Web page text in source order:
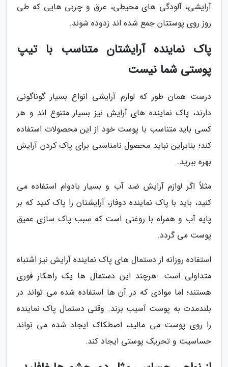
آرایشی، آلودگی های محیطی، عرق و چربی هایی که طی
روز روی پوستتان جمع شده اند زدوده شوند.
پاک نماینده آرایشتان متناسب با تیپ
پوستی شما نیست
درست همان طور که لوازم آرایشی انواع بسیار گوناگونی
دارند، پاک نماینده های آرایش نیز بسیار متنوع اند و هر
کسی باید متناسب با پوست خود از این محصولات استفاده
کند؛ بنابراین نباید محصول نامناسبی برای پاک کردن آرایش
بهره ببرید.
مثلاً اگر لوازم آرایش ضد آب و بسیار بادوام استفاده می
کنید، باید با پاک نماینده دوفاز، آرایشتان را پاک کنید که بر
پایه آب و همراه با روغنی است که سبب پاک سازی عمیق
پوست می گردد.
استفاده روزانه از دستمال های پاک نماینده آرایش نیز اشتباه
متداولی است. هرچند این دستمال ها یک راهکار فوری
هستند؛ اما موادی که در آن ها استفاده شده می تواند در
بلندمدت به پوست آسیب بزند. وقتی دستمال پاک نماینده
را روی پوست می مالید، اصطکاک ایجاد شده می تواند
حساسیت و تحریک پوستی ایجاد کند.